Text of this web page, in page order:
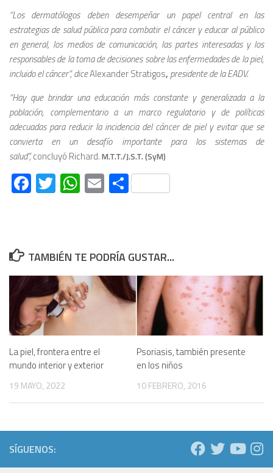
“Los dermatólogos deben desempeñar un papel central en las
estrategias de salud pública para combatir el cáncer y educar al público
en general, los medios de comunicación, las partes interesadas y los
responsables de la toma de decisiones sobre las enfermedades de la piel,
incluido el cáncer”, diceAlexander Stratigos, presidente de la EADV.
“Hay que brindar una educación más constante y generalizada a la
población, complementario a un marco regulatorio y de políticas
adecuadas para reducir la incidencia del cáncer de piel y evitar que se
convierta en un desafío importante para los sistemas de
salud”,concluyó Richard. M.T.T./J.S.T. (SyM)
Facebook
Twitter
WhatsApp
EmailCompartir
TAMBIÉN TE PODRÍA GUSTAR...
La piel, frontera entre el
mundo interior y exterior
19 MAYO, 2022
Psoriasis, también presente
en los niños
10 FEBRERO, 2016
SÍGUENOS: